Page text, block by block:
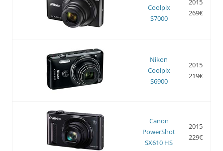
Coolpix
S7000
2015
269€
Nikon
Coolpix
S6900
2015
219€
Canon
PowerShot
SX610 HS
2015
229€